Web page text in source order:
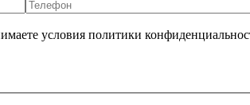
условия политики